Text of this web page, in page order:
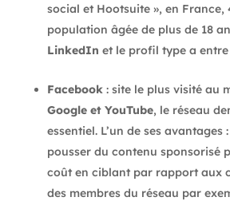
social et Hootsuite », en France,
population âgée de plus de 18
LinkedIn et le profil type a entre
Facebook: site le plus visité au
Google et YouTube, le réseau
essentiel. L’un de ses avantages
pousser du contenu sponsorisé
coût en ciblant par rapport aux
des membres du réseau par